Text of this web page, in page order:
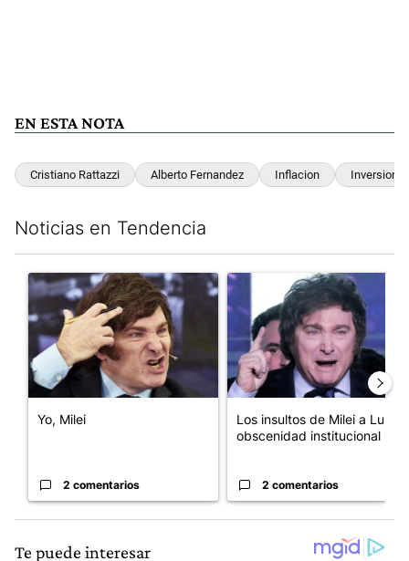
EN ESTA NOTA
Cristiano Rattazzi Alberto Fernandez Inflacion Inversion
Noticias en Tendencia
Un artículo de tendencia con el título "Yo, Milei" con 2
Yo, Milei
2 comentarios
Un artículo de tendencia con
Los insultos de Milei a Lula:
obscenidad institucional
2 comentarios